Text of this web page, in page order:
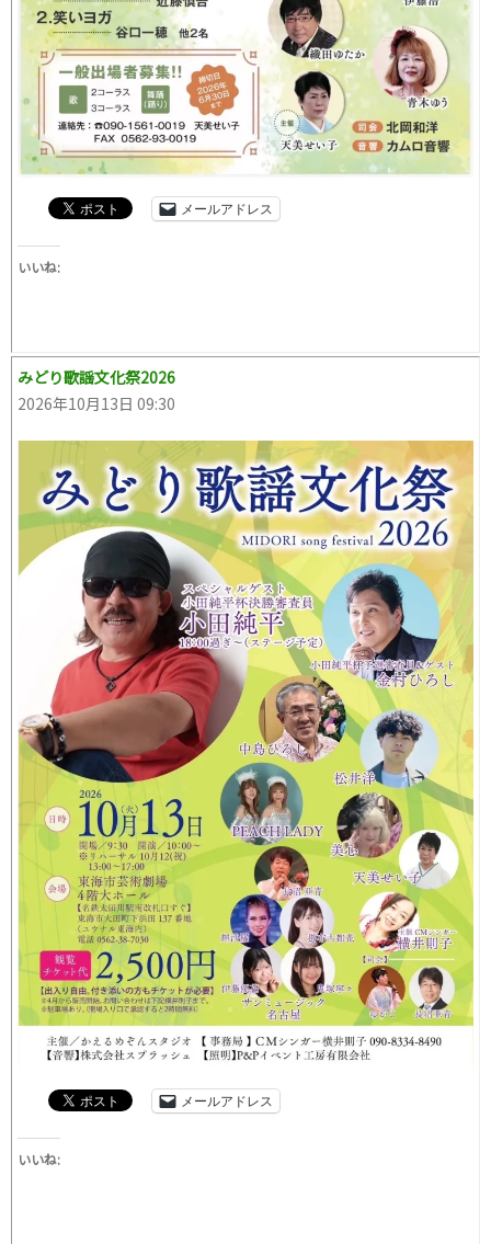
メールアドレス
いいね:
みどり歌謡文化祭2026
2026年10月13日 09:30
メールアドレス
いいね: